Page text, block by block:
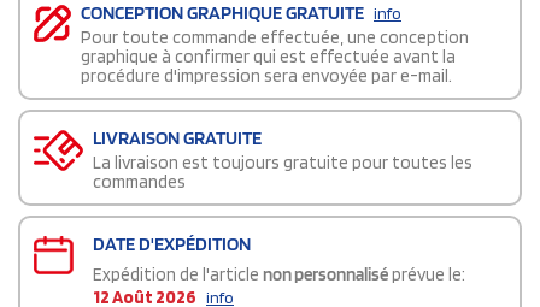
CONCEPTION GRAPHIQUE GRATUITE info
Pour toute commande effectuée, une conception
graphique à confirmer qui est effectuée avant la
procédure d'impression sera envoyée par e-mail.
LIVRAISON GRATUITE
La livraison est toujours gratuite pour toutes les
commandes
DATE D'EXPÉDITION
Expédition de l'article non personnaliséprévue le:
12 Août 2026 info